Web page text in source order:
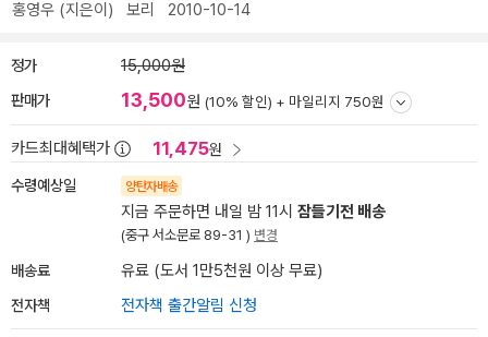
홍영우 (지은이) 보리 2010-10-14
정가 15,000원
판매가 13,500원 (10% 할인) + 마일리지 750원
카드최대혜택가 11,475원
수령예상일 양탄자배송
지금 주문하면 내일 밤 11시 잠들기전 배송
(중구 서소문로 89-31 ) 변경
배송료 유료 (도서 1만5천원 이상 무료)
전자책 전자책 출간알림 신청